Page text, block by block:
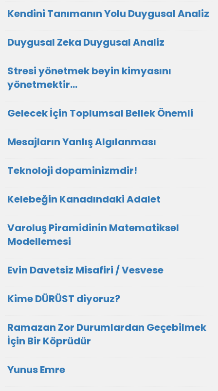
Kendini Tanımanın Yolu Duygusal Analiz
Duygusal Zeka Duygusal Analiz
Stresi yönetmek beyin kimyasını
yönetmektir…
Gelecek İçin Toplumsal Bellek Önemli
Mesajların Yanlış Algılanması
Teknoloji dopaminizmdir!
Kelebeğin Kanadındaki Adalet
Varoluş Piramidinin Matematiksel
Modellemesi
Evin Davetsiz Misafiri / Vesvese
Kime DÜRÜST diyoruz?
Ramazan Zor Durumlardan Geçebilmek
İçin Bir Köprüdür
Yunus Emre